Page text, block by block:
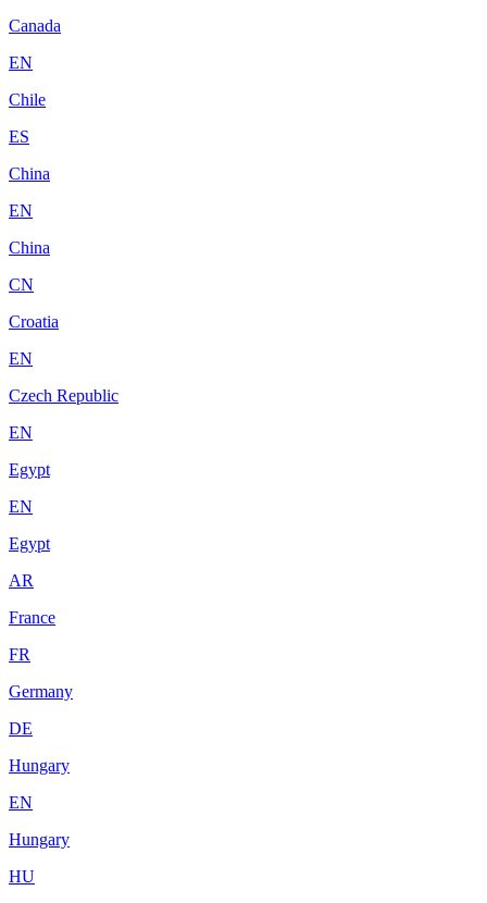
Canada
EN
Chile
ES
China
EN
China
CN
Croatia
EN
Czech Republic
EN
Egypt
EN
Egypt
AR
France
FR
Germany
DE
Hungary
EN
Hungary
HU